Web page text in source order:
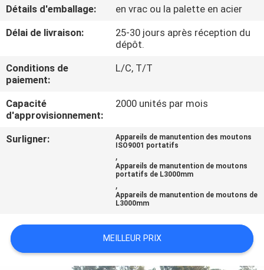
CONTRÔLE
DE
CONTACTEZ-
NOUS
DEMANDEZ
NOUVELLES
Détails d'emballage:
en vrac ou la palette en acier
Délai de livraison:
25-30 jours après réception du
dépôt.
Conditions de
paiement:
L/C, T/T
Capacité
d'approvisionnement:
2000 unités par mois
Surligner:
Appareils de manutention des moutons
ISO9001 portatifs
,
Appareils de manutention de moutons
portatifs de L3000mm
,
Appareils de manutention de moutons de
L3000mm
MEILLEUR PRIX